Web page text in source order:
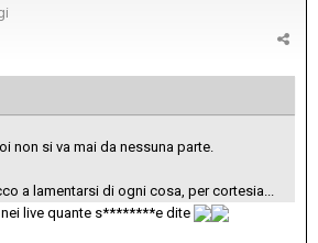
non si va mai da nessuna parte.
a lamentarsi di ogni cosa, per cortesia...
live quante s********e dite